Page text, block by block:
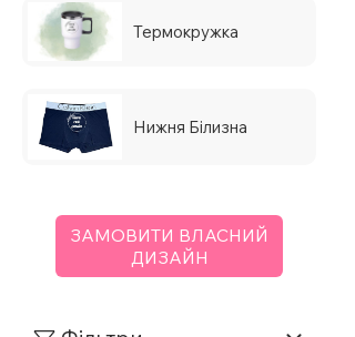
Термокружка
Нижня Білизна
ЗАМОВИТИ ВЛАСНИЙ
ДИЗАЙН